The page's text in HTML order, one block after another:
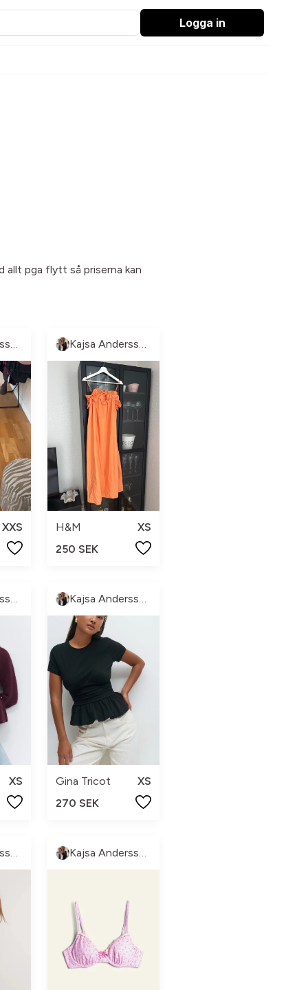
Logga in
allt pga flytt så priserna kan
Kajsa Andersson
XXS
Kajsa Andersson
H&M
XS
250 SEK
XS Gina Tricot
XS
270 SEK
Kajsa Andersson Kajsa Andersson